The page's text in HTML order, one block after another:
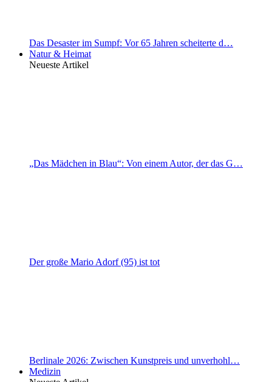
Das Desaster im Sumpf: Vor 65 Jahren scheiterte d…
Natur & Heimat
Neueste Artikel
„Das Mädchen in Blau“: Von einem Autor, der das G…
Der große Mario Adorf (95) ist tot
Berlinale 2026: Zwischen Kunstpreis und unverhohl…
Medizin